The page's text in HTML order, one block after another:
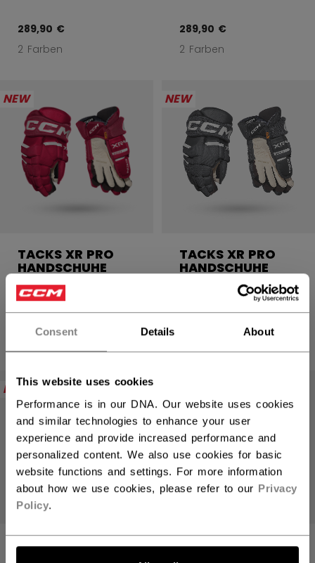
Consent Details About
This website uses cookies
Performance is in our DNA. Our website uses cookies
and similar technologies to enhance your user
experience and provide increased performance and
personalized content. We also use cookies for basic
website functions and settings. For more information
about how we use cookies, please refer to our Privacy
Policy.
289,90 €
2 Farben
289,90 €
2 Farben
NEW
TACKS XR PRO
HANDSCHUHE
SENIOR
4 Farben
NEW
TACKS XR PRO
HANDSCHUHE
NEW
TACKS XR PRO TACKS XR PRO